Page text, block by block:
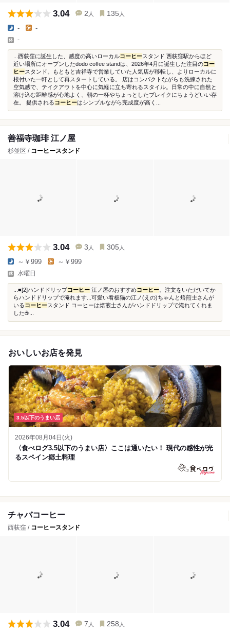
3.04 2 人 135 人
- -
-
...西荻窪に誕生した、感度の高いローカルコーヒースタンド 西荻窪駅からほど
近い場所にオープンしたdodo coffee standは、2026年4月に誕生した注目のコー
ヒースタンド。もともと吉祥寺で営業していた人気店が移転し、よりローカルに
根付いた一軒として再スタートしている。 店はコンパクトながらも洗練された
空気感で、テイクアウトを中心に気軽に立ち寄れるスタイル。日常の中に自然と
溶け込む距離感が心地よく、朝の一杯やちょっとしたブレイクにちょうどいい存
在。 提供されるコーヒーはシンプルながら完成度が高く...
善福寺珈琲 江ノ屋
杉並区 / コーヒースタンド
3.04 3 人 305 人
～￥999 ～￥999
水曜日
...■[2]ハンドドリップコーヒー 江ノ屋のおすすめコーヒー 。注文をいただいてか
らハンドドリップで淹れます...可愛い看板猫の江ノ(えの)ちゃんと焙煎士さんが
いるコーヒースタンド コーヒーは焙煎士さんがハンドドリップで淹れてくれま
した☕️...
おいしいお店を発見
3.5以下のうまい店
2026年08月04日(火)
〈食べログ3.5以下のうまい店〉ここは通いたい！ 現代の感性が光
るスペイン郷土料理
チャバコーヒー
西荻窪 / コーヒースタンド
3.04 7 人 258 人